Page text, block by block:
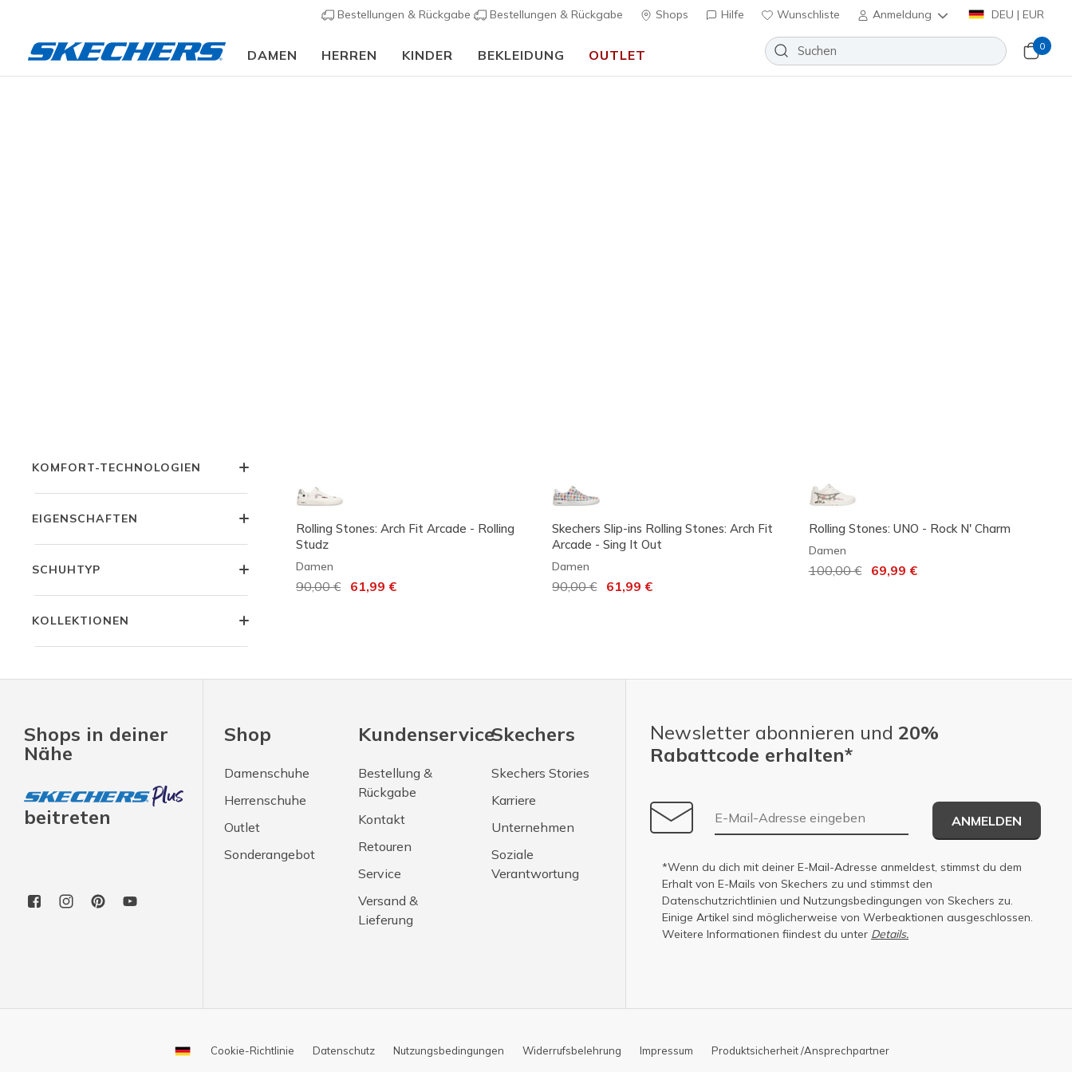
Bestellungen & Rückgabe Bestellungen & Rückgabe Shops Hilfe Wunschliste Anmeldung DEU | EUR
DAMEN HERREN KINDER BEKLEIDUNG OUTLET
0
KOMFORT-TECHNOLOGIEN
EIGENSCHAFTEN
SCHUHTYP
KOLLEKTIONEN
Rolling Stones: Arch Fit Arcade - Rolling
Studz
Damen
Reduziert von
90,00 € auf
61,99 €
Skechers Slip-ins Rolling Stones: Arch Fit
Arcade - Sing It Out
Damen
Reduziert von
90,00 €auf61,99 €
Rolling Stones: UNO - Rock N' Charm
Damen
Reduziert von
100,00 €auf69,99 €
Shops in deiner
Nähe
beitreten
Shop
Damenschuhe
Herrenschuhe
Outlet
Sonderangebot
Kundenservice
Bestellung &
Rückgabe
Kontakt
Retouren
Service
Versand &
Lieferung
Skechers
Skechers Stories
Karriere
Unternehmen
Soziale
Verantwortung
Newsletter abonnieren und 20%
Rabattcode erhalten*
E-Mail-Adresse
ANMELDEN
*Wenn du dich mit deiner E-Mail-Adresse anmeldest, stimmst du dem
Erhalt von E-Mails von Skechers zu und stimmst den
Datenschutzrichtlinien und Nutzungsbedingungen von Skechers zu.
Einige Artikel sind möglicherweise von Werbeaktionen ausgeschlossen.
Weitere Informationen fiindest du unter Details.
Cookie-Richtlinie Datenschutz Nutzungsbedingungen Widerrufsbelehrung Impressum Produktsicherheit /Ansprechpartner